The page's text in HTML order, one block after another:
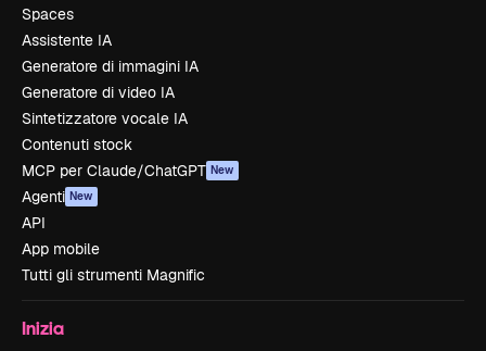
Spaces
Assistente IA
Generatore di immagini IA
Generatore di video IA
Sintetizzatore vocale IA
Contenuti stock
MCP per Claude/ChatGPT New
Agenti New
API
App mobile
Tutti gli strumenti Magnific
Inizia